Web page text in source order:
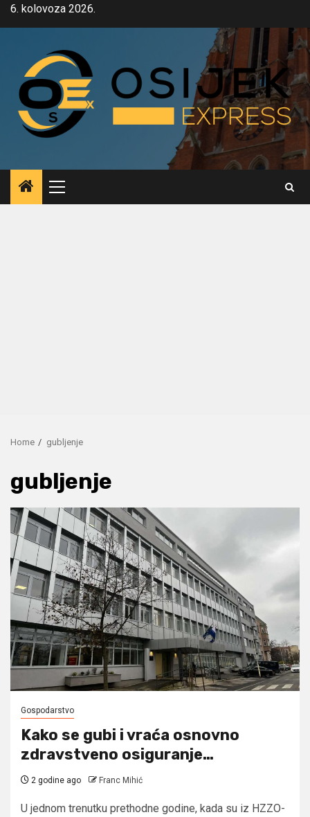
Skip6. kolovoza 2026.
Primary
Menu
Home gubljenje
gubljenje
Gospodarstvo
Kako se gubi i vraća osnovno
zdravstveno osiguranje…
2 godine ago Franc Mihić
U jednom trenutku prethodne godine, kada su iz HZZO-